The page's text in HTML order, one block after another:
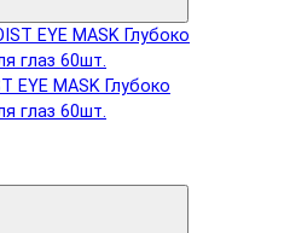
EYE MASK Глубоко
глаз 60шт.